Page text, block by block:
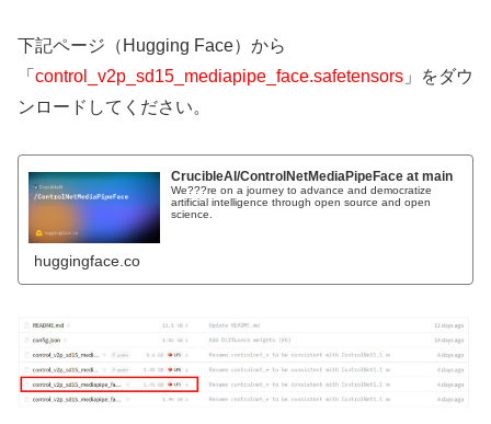
下記ページ（Hugging Face）から
「 control_v2p_sd15_mediapipe_face.safetensors 」をダウ
ンロードしてください。
CrucibleAI/ControlNetMediaPipeFace at main
We???re on a journey to advance and democratize
artificial intelligence through open source and open
science.
huggingface.co